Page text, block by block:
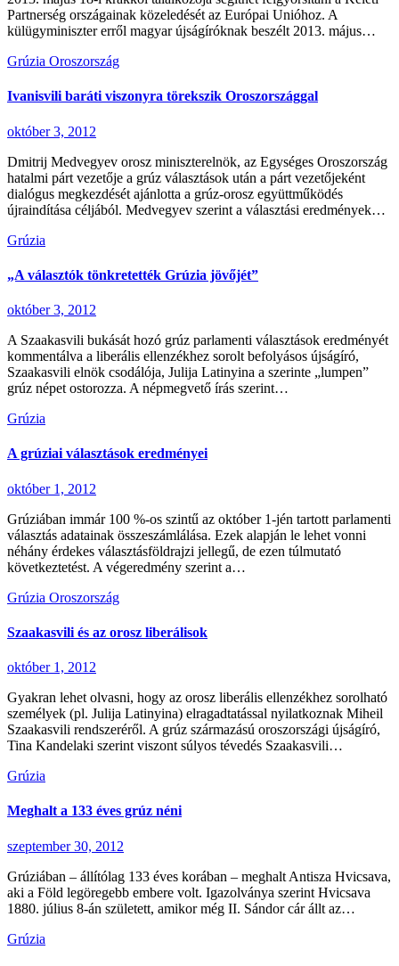
Partnerség országainak közeledését az Európai Unióhoz. A
külügyminiszter erről magyar újságíróknak beszélt 2013. május…
Grúzia Oroszország
Ivanisvili baráti viszonyra törekszik Oroszországgal
október 3, 2012
Dmitrij Medvegyev orosz miniszterelnök, az Egységes Oroszország
hatalmi párt vezetője a grúz választások után a párt vezetőjeként
dialógus megkezdését ajánlotta a grúz-orosz együttműködés
újraindítása céljából. Medvegyev szerint a választási eredmények…
Grúzia
„A választók tönkretették Grúzia jövőjét”
október 3, 2012
A Szaakasvili bukását hozó grúz parlamenti választások eredményét
kommentálva a liberális ellenzékhez sorolt befolyásos újságíró,
Szaakasvili elnök csodálója, Julija Latinyina a szerinte „lumpen”
grúz népet ostorozza. A népmegvető írás szerint…
Grúzia
A grúziai választások eredményei
október 1, 2012
Grúziában immár 100 %-os szintű az október 1-jén tartott parlamenti
választás adatainak összeszámlálása. Ezek alapján le lehet vonni
néhány érdekes választásföldrajzi jellegű, de ezen túlmutató
következtetést. A végeredmény szerint a…
Grúzia Oroszország
Szaakasvili és az orosz liberálisok
október 1, 2012
Gyakran lehet olvasni, hogy az orosz liberális ellenzékhez sorolható
személyek (pl. Julija Latinyina) elragadtatással nyilatkoznak Miheil
Szaakasvili rendszeréről. A grúz származású oroszországi újságíró,
Tina Kandelaki szerint viszont súlyos tévedés Szaakasvili…
Grúzia
Meghalt a 133 éves grúz néni
szeptember 30, 2012
Grúziában – állítólag 133 éves korában – meghalt Antisza Hvicsava,
aki a Föld legöregebb embere volt. Igazolványa szerint Hvicsava
1880. július 8-án született, amikor még II. Sándor cár állt az…
Grúzia